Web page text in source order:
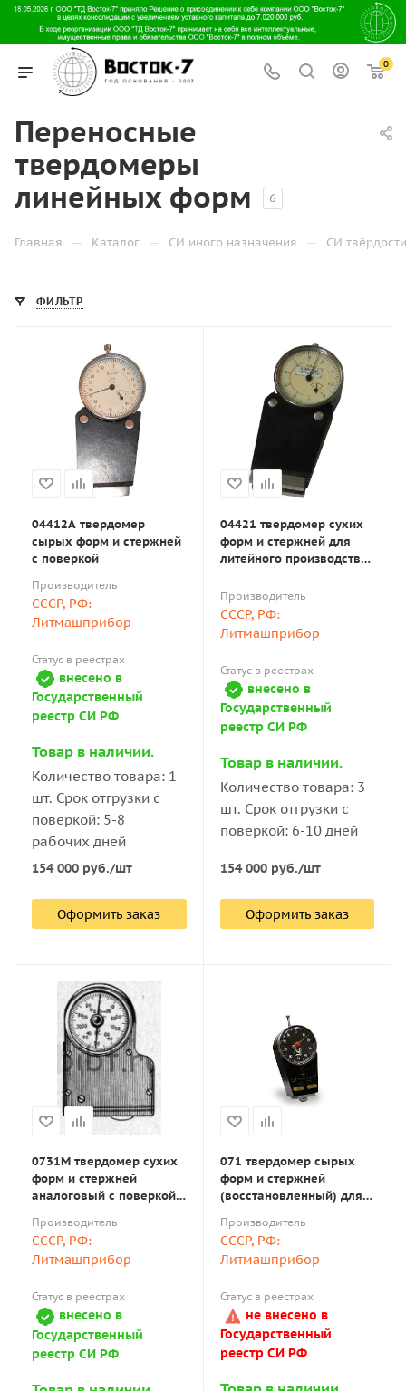
0
Переносные
твердомеры
линейных форм
6
Главная — Каталог — СИ иного назначения — СИ
ФИЛЬТР
04412А твердомер
сырых форм и стержней
с поверкой
Производитель
СССР, РФ:
Литмашприбор
Статус в реестрах
внесено в
Государственный
реестр СИ РФ
Товар в наличии.
Количество товара: 1
шт. Срок отгрузки с
поверкой: 5-8
рабочих дней
154 000 руб./шт
Оформить заказ
04421 твердомер сухих
форм и стержней для
литейного производства
Производитель
СССР, РФ:
Литмашприбор
Статус в реестрах
внесено в
Государственный
реестр СИ РФ
Товар в наличии.
Количество товара: 3
шт. Срок отгрузки с
поверкой: 6-10 дней
154 000руб./шт
Оформить заказ
0731М твердомер сухих
форм и стержней
аналоговый с поверкой
Производитель
СССР, РФ:
Литмашприбор
Статус в реестрах
внесено в
Государственный
реестр СИ РФ
071 твердомер сырых
форм и стержней
(восстановленный) для
Производитель
СССР, РФ:
Литмашприбор
Статус в реестрах
не внесено в
Государственный
реестр СИ РФ